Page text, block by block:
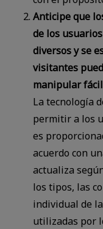
Anticipe que
de los
diversos y se
visitantes
manipular
La tecnología
permitir a los
es
acuerdo con
actualiza
los tipos, las
individual de
utilizadas por